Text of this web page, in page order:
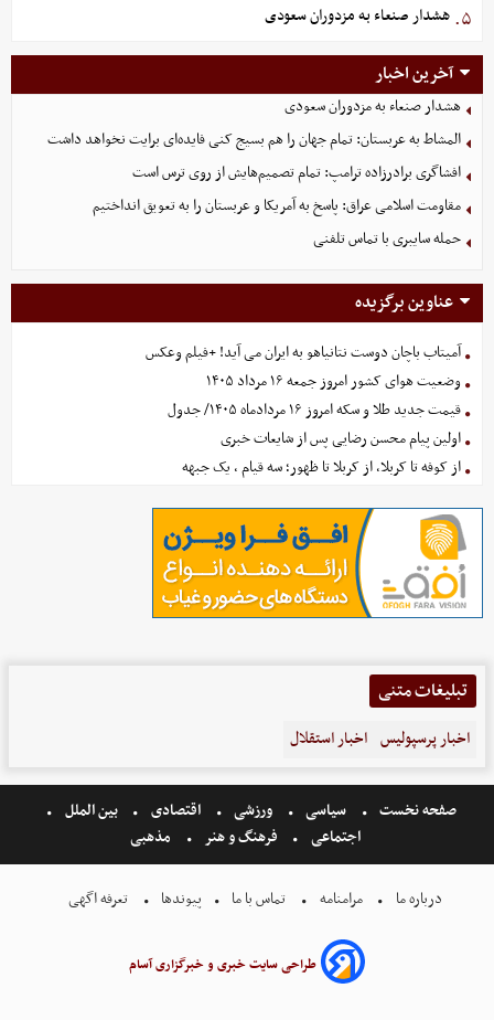
۵. هشدار صنعاء به مزدوران سعودی
آخرین اخبار
هشدار صنعاء به مزدوران سعودی
المشاط به عربستان: تمام جهان را هم بسیج کنی فایده‌ای برایت نخواهد داشت
افشاگری برادرزاده ترامپ: تمام تصمیم‌هایش از روی ترس است
مقاومت اسلامی عراق: پاسخ به آمریکا و عربستان را به تعویق انداختیم
حمله سایبری با تماس تلفنی
عناوین برگزیده
آمیتاب باچان دوست نتانیاهو به ایران می آید! +فیلم وعکس
وضعیت هوای کشور امروز جمعه ۱۶ مرداد ۱۴۰۵
قیمت جدید طلا و سکه امروز ۱۶ مردادماه ۱۴۰۵/ جدول
اولین پیام محسن رضایی پس از شایعات خبری
از کوفه تا کربلا، از کربلا تا ظهور؛ سه قیام ، یک جبهه
تبلیغات متنی
اخبار پرسپولیس اخبار استقلال
صفحه نخست سیاسی ورزشی اقتصادی
بین الملل
اجتماعی
فرهنگ و هنر مذهبی
درباره ما مرامنامه تماس با ما پیوندها تعرفه اگهی
طراحی سایت خبری و خبرگزاری آسام